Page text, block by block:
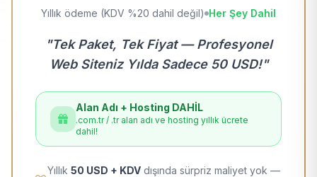
Yıllık ödeme (KDV %20 dahil değil) Her Şey Dahil
"Tek Paket, Tek Fiyat — Profesyonel
Web Siteniz Yılda Sadece 50 USD!"
Alan Adı + Hosting DAHİL
.com.tr / .tr alan adı ve hosting yıllık ücrete
dahil!
Yıllık 50 USD + KDV dışında sürpriz maliyet yok —